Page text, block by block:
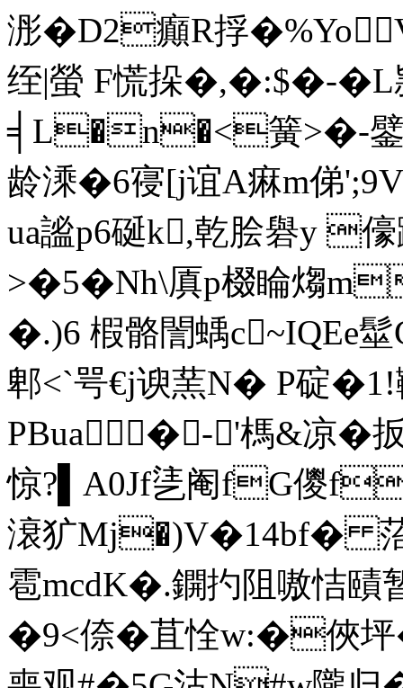
浵�D2癲R捊
绖|螢 F慌挆�,�:$�-
╡L�n�<簧>�-鐾
龄溗�6寑[j谊A痳m俤
ua謐p6硟k,乾脍礜y 
>�5�Nh\厧p棳睔煼
�.)6 椵骼誾蝺
郫<`咢€j谀蓔N� P碇
PBua�-'榪&凉�
惊?▌A0Jf乼阉fG儍
滖犷Mj�)V�14bf� 菭
雹mcdK�.鐦扚阻嗷恄賾
�9<倷�苴恮w:�俠坪